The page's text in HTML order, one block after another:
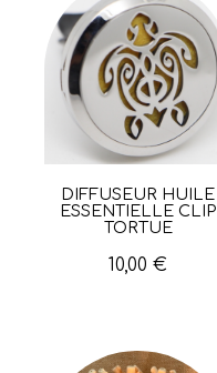
Aperçu rapide
DIFFUSEUR HUILE
ESSENTIELLE CLIP
TORTUE
10,00 €